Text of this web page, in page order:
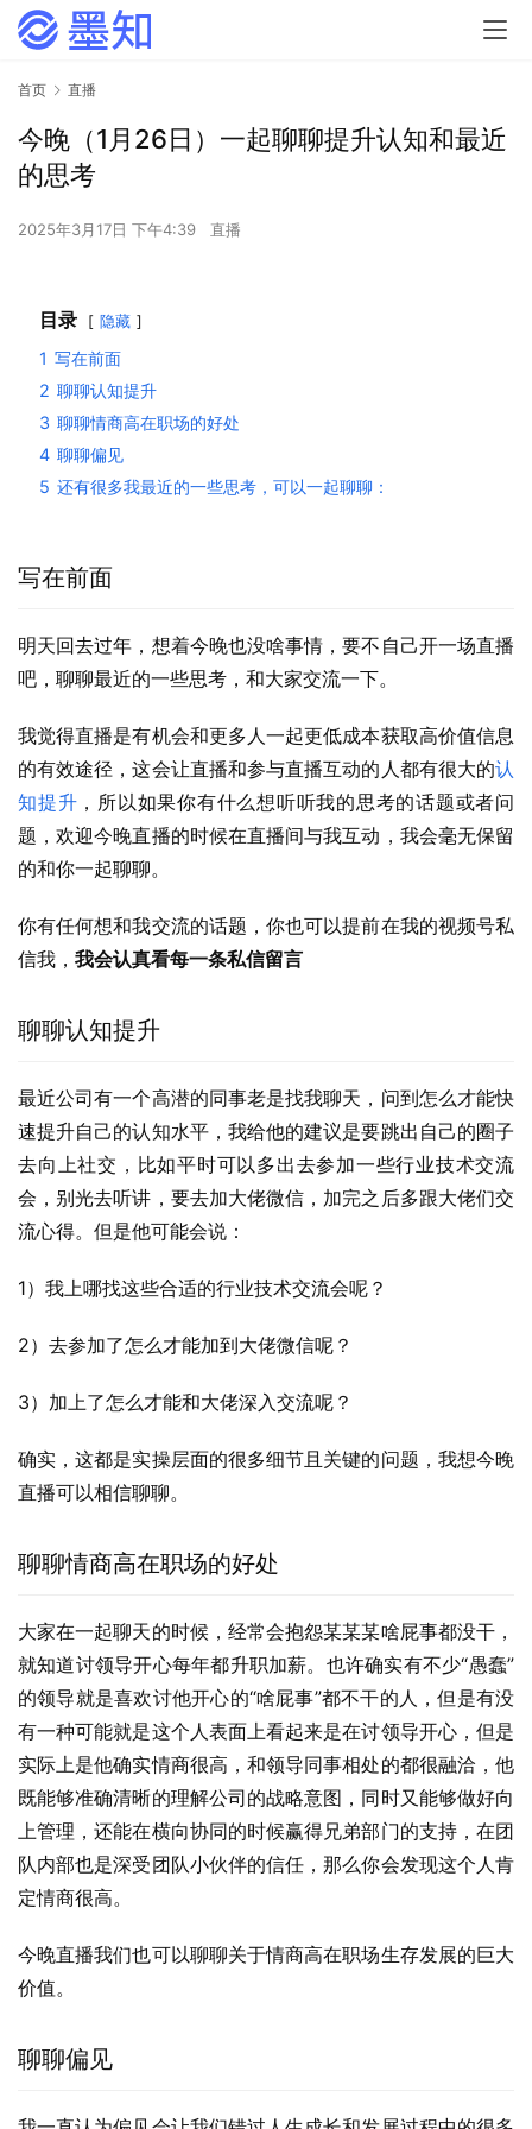
首页 直播
今晚（1月26日）一起聊聊提升认知和最近
的思考
2025年3月17日 下午4:39 直播
目录 隐藏
1 写在前面
2 聊聊认知提升
3 聊聊情商高在职场的好处
4 聊聊偏见
5 还有很多我最近的一些思考，可以一起聊聊：
写在前面
明天回去过年，想着今晚也没啥事情，要不自己开一场直播
吧，聊聊最近的一些思考，和大家交流一下。
我觉得直播是有机会和更多人一起更低成本获取高价值信息
的有效途径，这会让直播和参与直播互动的人都有很大的认
知提升 ，所以如果你有什么想听听我的思考的话题或者问
题，欢迎今晚直播的时候在直播间与我互动，我会毫无保留
的和你一起聊聊。
你有任何想和我交流的话题，你也可以提前在我的视频号私
信我， 我会认真看每一条私信留言
聊聊认知提升
最近公司有一个高潜的同事老是找我聊天，问到怎么才能快
速提升自己的认知水平，我给他的建议是要跳出自己的圈子
去向上社交，比如平时可以多出去参加一些行业技术交流
会，别光去听讲，要去加大佬微信，加完之后多跟大佬们交
流心得。但是他可能会说：
1）我上哪找这些合适的行业技术交流会呢？
2）去参加了怎么才能加到大佬微信呢？
3）加上了怎么才能和大佬深入交流呢？
确实，这都是实操层面的很多细节且关键的问题，我想今晚
直播可以相信聊聊。
聊聊情商高在职场的好处
大家在一起聊天的时候，经常会抱怨某某某啥屁事都没干，
就知道讨领导开心每年都升职加薪。也许确实有不少“愚蠢”
的领导就是喜欢讨他开心的“啥屁事”都不干的人，但是有没
有一种可能就是这个人表面上看起来是在讨领导开心，但是
实际上是他确实情商很高，和领导同事相处的都很融洽，他
既能够准确清晰的理解公司的战略意图，同时又能够做好向
上管理，还能在横向协同的时候赢得兄弟部门的支持，在团
队内部也是深受团队小伙伴的信任，那么你会发现这个人肯
定情商很高。
今晚直播我们也可以聊聊关于情商高在职场生存发展的巨大
价值。
聊聊偏见